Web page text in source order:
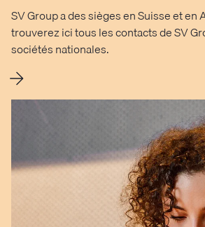
SV Group a des sièges en Suisse et en
trouverez ici tous les contacts de SV
sociétés nationales.